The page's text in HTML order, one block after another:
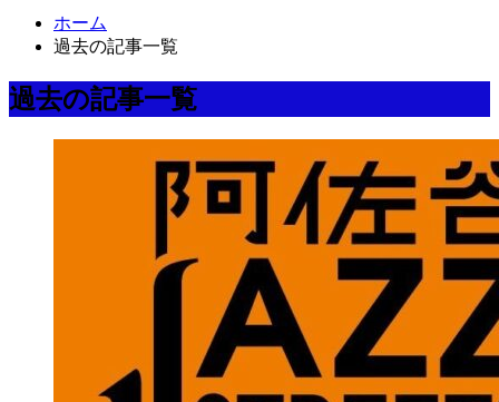
ホーム
過去の記事一覧
過去の記事一覧